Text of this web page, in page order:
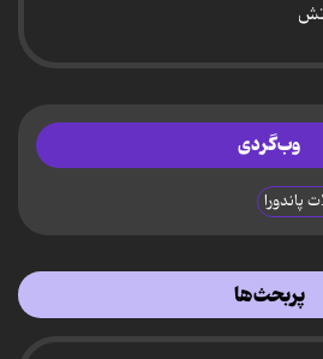
وب‌گردی
پاندورا
پربحث‌ها